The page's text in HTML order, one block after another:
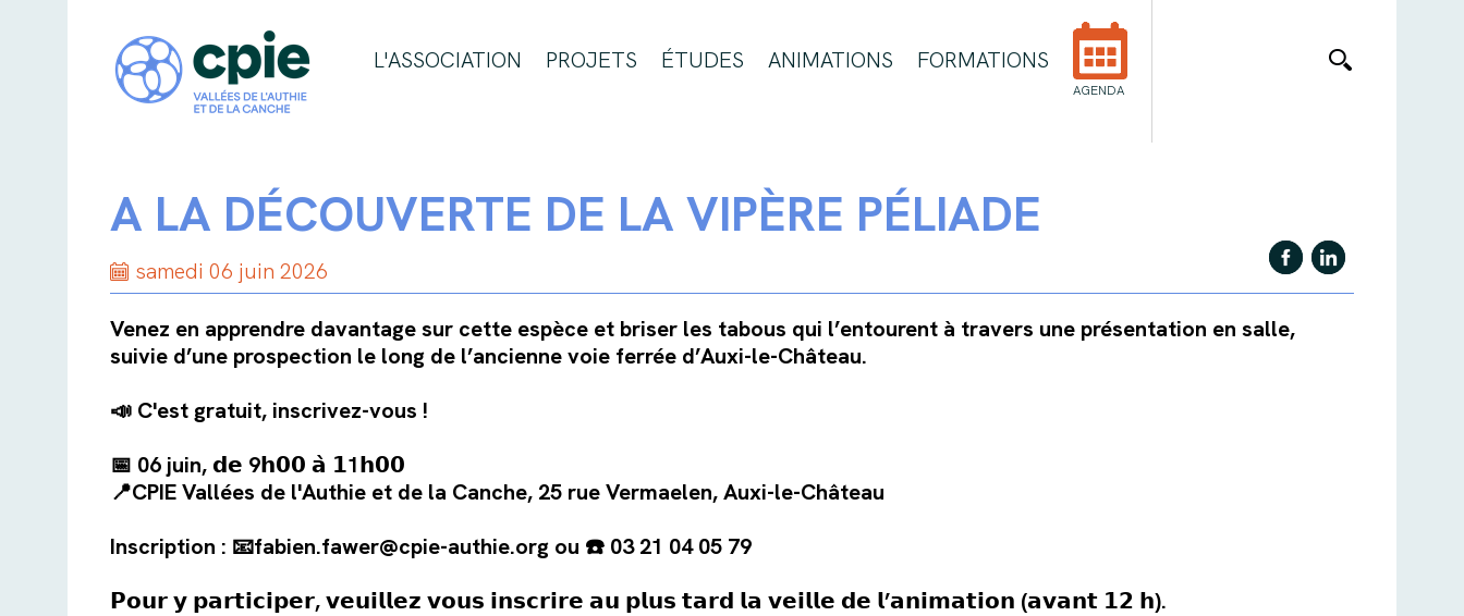
L'ASSOCIATION PROJETS ÉTUDES ANIMATIONS FORMATIONS
AGENDA
A LA DÉCOUVERTE DE LA VIPÈRE PÉLIADE
samedi 06 juin 2026
Venez en apprendre davantage sur cette espèce et briser les tabous qui l’entourent à travers une présentation en salle,
suivie d’une prospection le long de l’ancienne voie ferrée d’Auxi-le-Château.
📣 C'est gratuit, inscrivez-vous !
📅 06 juin, 𝗱𝗲 9𝗵𝟬𝟬 𝗮̀ 𝟭1𝗵𝟬𝟬
📍CPIE Vallées de l'Authie et de la Canche, 25 rue Vermaelen, Auxi-le-Château
Inscription : 📧fabien.fawer@cpie-authie.org ou ☎️ 03 21 04 05 79
𝗣𝗼𝘂𝗿 𝘆 𝗽𝗮𝗿𝘁𝗶𝗰𝗶𝗽𝗲𝗿, 𝘃𝗲𝘂𝗶𝗹𝗹𝗲𝘇 𝘃𝗼𝘂𝘀 𝗶𝗻𝘀𝗰𝗿𝗶𝗿𝗲 𝗮𝘂 𝗽𝗹𝘂𝘀 𝘁𝗮𝗿𝗱 𝗹𝗮 𝘃𝗲𝗶𝗹𝗹𝗲 𝗱𝗲 𝗹’𝗮𝗻𝗶𝗺𝗮𝘁𝗶𝗼𝗻 (𝗮𝘃𝗮𝗻𝘁 𝟭𝟮 𝗵).